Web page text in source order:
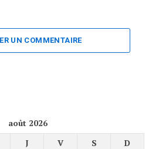
UN COMMENTAIRE
août 2026
J V S
D